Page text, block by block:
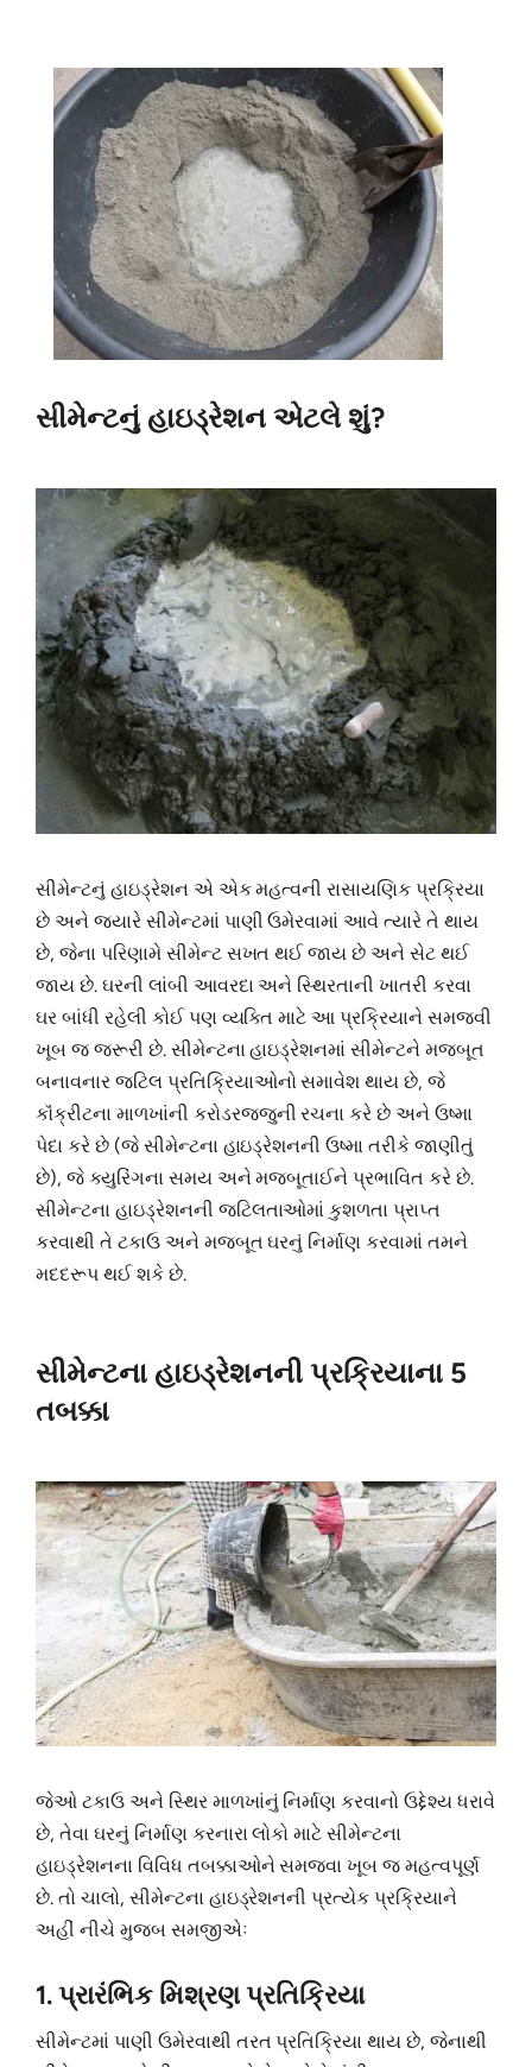
સીમેન્ટનું હાઇડ્રેશન એટલે શું?
સીમેન્ટનું હાઇડ્રેશન એ એક મહત્વની રાસાયણિક પ્રક્રિયા
છે અને જ્યારે સીમેન્ટમાં પાણી ઉમેરવામાં આવે ત્યારે તે થાય
છે, જેના પરિણામે સીમેન્ટ સખત થઈ જાય છે અને સેટ થઈ
જાય છે. ઘરની લાંબી આવરદા અને સ્થિરતાની ખાતરી કરવા
ઘર બાંધી રહેલી કોઈ પણ વ્યક્તિ માટે આ પ્રક્રિયાને સમજવી
ખૂબ જ જરૂરી છે. સીમેન્ટના હાઇડ્રેશનમાં સીમેન્ટને મજબૂત
બનાવનાર જટિલ પ્રતિક્રિયાઓનો સમાવેશ થાય છે, જે
કૉંક્રીટના માળખાંની કરોડરજ્જુની રચના કરે છે અને ઉષ્મા
પેદા કરે છે (જે સીમેન્ટના હાઇડ્રેશનની ઉષ્મા તરીકે જાણીતું
છે), જે ક્યુરિંગના સમય અને મજબૂતાઈને પ્રભાવિત કરે છે.
સીમેન્ટના હાઇડ્રેશનની જટિલતાઓમાં કુશળતા પ્રાપ્ત
કરવાથી તે ટકાઉ અને મજબૂત ઘરનું નિર્માણ કરવામાં તમને
મદદરૂપ થઈ શકે છે.
સીમેન્ટના હાઇડ્રેશનની પ્રક્રિયાના 5
તબક્કા
જેઓ ટકાઉ અને સ્થિર માળખાંનું નિર્માણ કરવાનો ઉદ્દેશ્ય ધરાવે
છે, તેવા ઘરનું નિર્માણ કરનારા લોકો માટે સીમેન્ટના
હાઇડ્રેશનના વિવિધ તબક્કાઓને સમજવા ખૂબ જ મહત્વપૂર્ણ
છે. તો ચાલો, સીમેન્ટના હાઇડ્રેશનની પ્રત્યેક પ્રક્રિયાને
અહીં નીચે મુજબ સમજીએઃ
1. પ્રારંભિક મિશ્રણ પ્રતિક્રિયા
સીમેન્ટમાં પાણી ઉમેરવાથી તરત પ્રતિક્રિયા થાય છે, જેનાથી